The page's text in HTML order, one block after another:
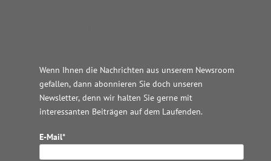
Wenn Ihnen die Nachrichten aus unserem Newsroom
gefallen, dann abonnieren Sie doch unseren
Newsletter, denn wir halten Sie gerne mit
interessanten Beiträgen auf dem Laufenden.
E-Mail*